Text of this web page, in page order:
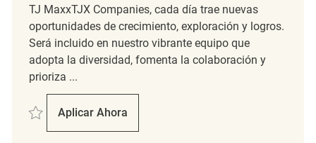
TJ MaxxTJX Companies, cada día trae nuevas
oportunidades de crecimiento, exploración y logros.
Será incluido en nuestro vibrante equipo que
adopta la diversidad, fomenta la colaboración y
prioriza ...
Salvar Sales Merchandising Associate REQ136664
Aplicar Ahora
Sales Merchandising Associate